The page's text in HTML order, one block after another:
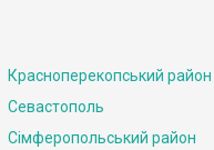
Красноперекопський район
Севастополь
Сімферопольський район